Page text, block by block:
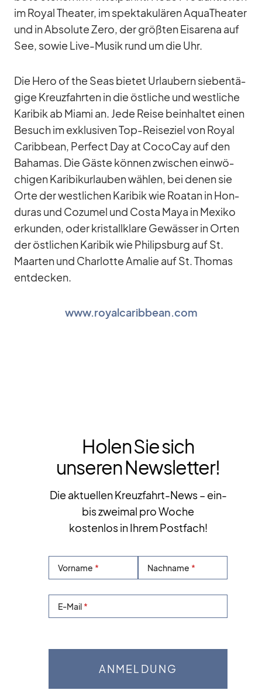
im Royal Thea­ter, im spek­ta­ku­lä­ren Aqua­Thea­ter
und in Ab­so­lute Zero, der größ­ten Eis­arena auf
See, so­wie Live-Mu­sik rund um die Uhr.
Die Hero of the Seas bie­tet Ur­lau­bern sie­ben­tä­
gige Kreuz­fahr­ten in die öst­li­che und west­li­che
Ka­ri­bik ab Mi­ami an. Jede Reise be­inhal­tet ei­nen
Be­such im ex­klu­si­ven Top-Rei­se­ziel von Royal
Ca­rib­bean, Per­fect Day at Co­co­Cay auf den
Ba­ha­mas. Die Gäste kön­nen zwi­schen ein­wö­
chi­gen Ka­ri­bi­k­ur­lau­ben wäh­len, bei de­nen sie
Orte der west­li­chen Ka­ri­bik wie Roa­tan in Hon­
du­ras und Co­zu­mel und Costa Maya in Me­xiko
er­kun­den, oder kris­tall­klare Ge­wäs­ser in Or­ten
der öst­li­chen Ka­ri­bik wie Phil­ips­burg auf St.
Maar­ten und Char­lotte Ama­lie auf St. Tho­mas
ent­de­cken.
www.royalcaribbean.com
Holen Sie sich
unseren Newsletter!
Die aktuellen Kreuzfahrt-News – ein-
bis zweimal pro Woche
kostenlos in Ihrem Postfach!
Vorname Nachname
E-Mail